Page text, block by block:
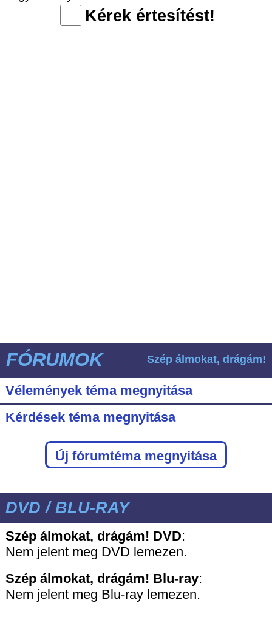
Kérek értesítést!
FÓRUMOK Szép álmokat, drágám!
Vélemények téma megnyitása
Kérdések téma megnyitása
Új fórumtéma megnyitása
DVD / BLU-RAY
Szép álmokat, drágám! DVD:
Nem jelent meg DVD lemezen.
Szép álmokat, drágám! Blu-ray:
Nem jelent meg Blu-ray lemezen.